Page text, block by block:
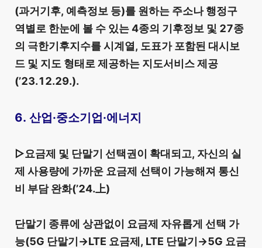
(과거기후, 예측정보 등)를 원하는 주소나 행정구
역별로 한눈에 볼 수 있는 4종의 기후정보 및 27종
의 극한기후지수를 시계열, 도표가 포함된 대시보
드 및 지도 형태로 제공하는 지도서비스 제공
(’23.12.29.).
6. 산업·중소기업·에너지
▷요금제 및 단말기 선택권이 확대되고, 자신의 실
제 사용량에 가까운 요금제 선택이 가능해져 통신
비 부담 완화(’24.上)
단말기 종류에 상관없이 요금제 자유롭게 선택 가
능(5G 단말기→LTE 요금제, LTE 단말기→5G 요금